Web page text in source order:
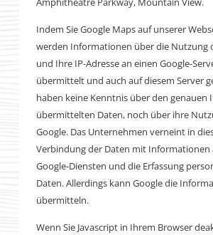
Indem Sie Google Maps auf unserer
werden Informationen über die Nutzung
und Ihre IP-Adresse an einen Google-
übermittelt und auch auf diesem Server
haben keine Kenntnis über den genauen
übermittelten Daten, noch über ihre
Google. Das Unternehmen verneint in
Verbindung der Daten mit Informationen
Google-Diensten und die Erfassung
Daten. Allerdings kann Google die
übermitteln.
Wenn Sie Javascript in Ihrem Browser